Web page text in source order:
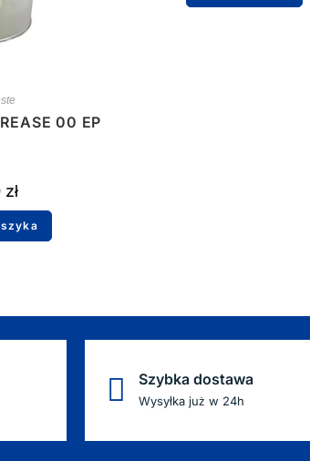
00 EP
zł
Szybka dostawa
Wysyłka już w 24h